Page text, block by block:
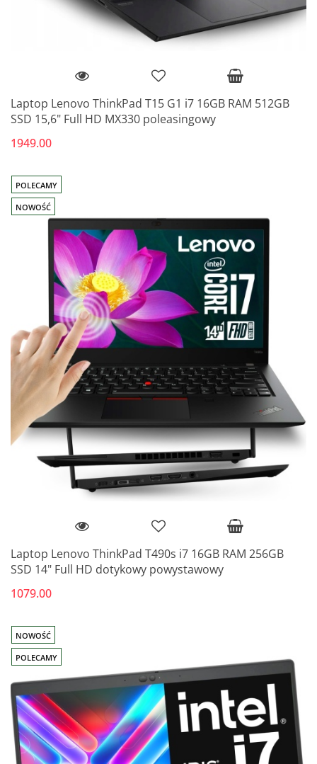
Laptop Lenovo ThinkPad T15 G1 i7 16GB RAM 512GB
SSD 15,6" Full HD MX330 poleasingowy
1949.00
POLECAMY
NOWOŚĆ
Laptop Lenovo ThinkPad T490s i7 16GB RAM 256GB
SSD 14" Full HD dotykowy powystawowy
1079.00
NOWOŚĆ
POLECAMY